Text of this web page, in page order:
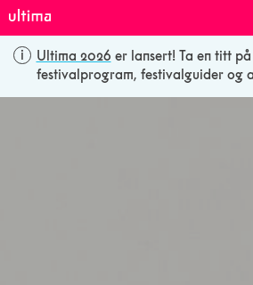
Ultima 2026 er lansert! Ta en titt
festivalprogram, festivalguider og